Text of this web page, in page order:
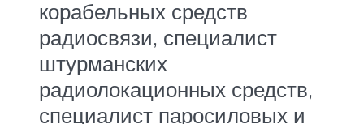
корабельных средств
радиосвязи, специалист
штурманских
радиолокационных средств,
специалист паросиловых и